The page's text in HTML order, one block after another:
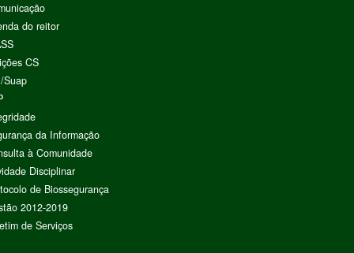
do reitor
CS
Suap
da Informação
à Comunidade
Disciplinar
de Biossegurança
2012-2019
de Serviços